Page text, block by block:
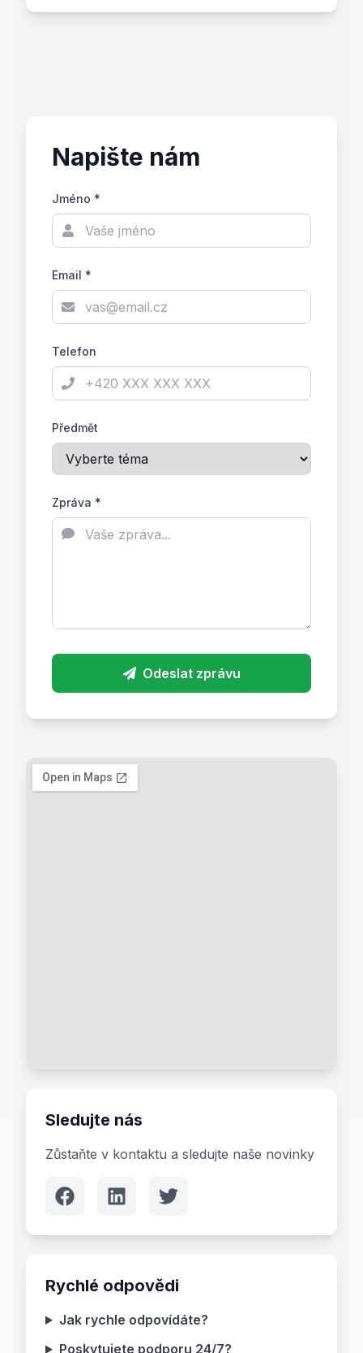
Napište nám
Jméno *
Email *
Telefon
Předmět
Zpráva *
Odeslat zprávu
Sledujte nás
Zůstaňte v kontaktu a sledujte naše novinky
Rychlé odpovědi
Jak rychle odpovídáte?
Poskytujete podporu 24/7?